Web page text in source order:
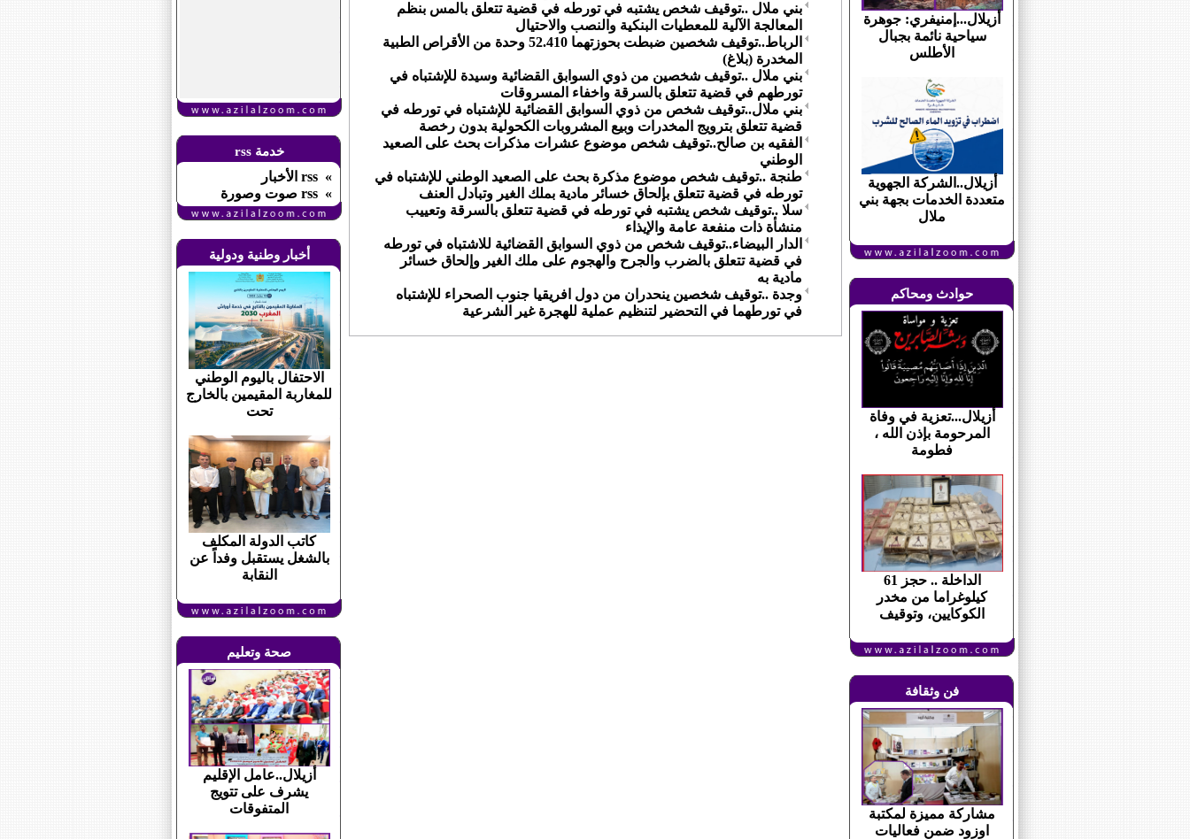
خدمة rss
» rss الأخبار
» rss صوت وصورة
أخبار وطنية ودولية
الاحتفال باليوم الوطني
للمغاربة المقيمين بالخارج
تحت
كاتب الدولة المكلف
بالشغل يستقبل وفداً عن
النقابة
صحة وتعليم
أزيلال..عامل الإقليم
يشرف على تتويج
المتفوقات
بني ملال ..توقيف شخص يشتبه في تورطه في قضية تتعلق بالمس بنظم
المعالجة الآلية للمعطيات البنكية والنصب والاحتيال
الرباط..توقيف شخصين ضبطت بحوزتهما 52.410 وحدة من الأقراص الطبية
المخدرة (بلاغ)
بني ملال ..توقيف شخصين من ذوي السوابق القضائية وسيدة للإشتباه في
تورطهم في قضية تتعلق بالسرقة واخفاء المسروقات
بني ملال..توقيف شخص من ذوي السوابق القضائية للإشتباه في تورطه في
قضية تتعلق بترويج المخدرات وبيع المشروبات الكحولية بدون رخصة
الفقيه بن صالح..توقيف شخص موضوع عشرات مذكرات بحث على الصعيد
الوطني
طنجة ..توقيف شخص موضوع مذكرة بحث على الصعيد الوطني للإشتباه في
تورطه في قضية تتعلق بإلحاق خسائر مادية بملك الغير وتبادل العنف
سلا ..توقيف شخص يشتبه في تورطه في قضية تتعلق بالسرقة وتعييب
منشأة ذات منفعة عامة والإيذاء
الدار البيضاء..توقيف شخص من ذوي السوابق القضائية للاشتباه في تورطه
في قضية تتعلق بالضرب والجرح والهجوم على ملك الغير وإلحاق خسائر
مادية به
وجدة ..توقيف شخصين ينحدران من دول افريقيا جنوب الصحراء للإشتباه
في تورطهما في التحضير لتنظيم عملية للهجرة غير الشرعية
أزيلال...إمنيفري: جوهرة
سياحية نائمة بجبال
الأطلس
أزيلال..الشركة الجهوية
متعددة الخدمات بجهة بني
ملال
حوادث ومحاكم
أزيلال...تعزية في وفاة
المرحومة بإذن الله ،
فطومة
الداخلة .. حجز 61
كيلوغراما من مخدر
الكوكايين، وتوقيف
فن وثقافة
مشاركة مميزة لمكتبة
اوزود ضمن فعاليات